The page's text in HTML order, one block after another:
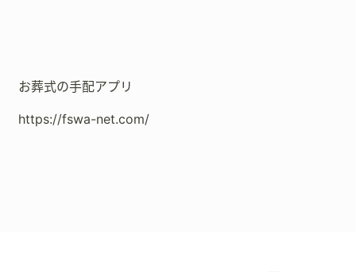
お葬式の手配アプリ
https://fswa-net.com/